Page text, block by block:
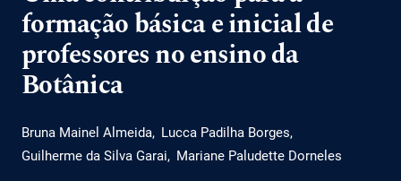
formação básica e inicial de
professores no ensino da
Botânica
Bruna Mainel Almeida
Lucca Padilha Borges
Guilherme da Silva Garai
Mariane Paludette Dorneles